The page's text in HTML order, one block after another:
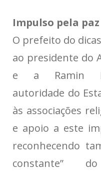
Impulso pela paz
O prefeito do
ao presidente do
e a Ramin
autoridade do
às associações
e apoio a este
reconhecendo
constante”